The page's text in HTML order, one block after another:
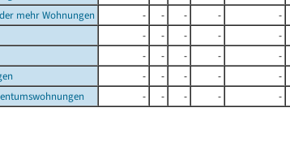
mehr Wohnungen
- - - - -
- - - - -
- - - - -
- - - - -
- - - - -